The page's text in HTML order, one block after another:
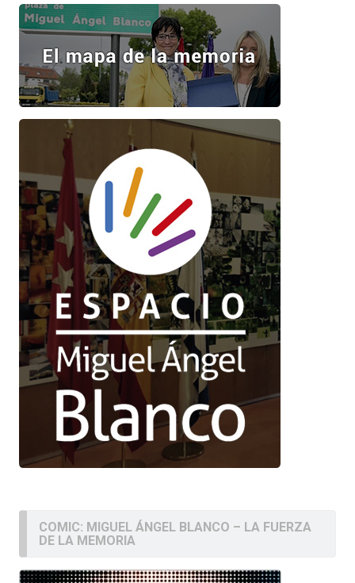
COMIC: MIGUEL ÁNGEL BLANCO – LA FUERZA
DE LA MEMORIA